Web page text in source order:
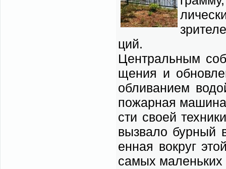
ций.
Цен­траль­ным
ще­ния и
об­ли­ва­ни­ем
по­жар­ная
сти сво­ей
вы­зва­ло бур­ный
ен­ная во­круг
са­мых ма­лень­ких